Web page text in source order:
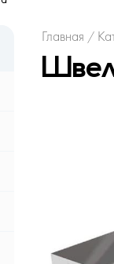
Главная /